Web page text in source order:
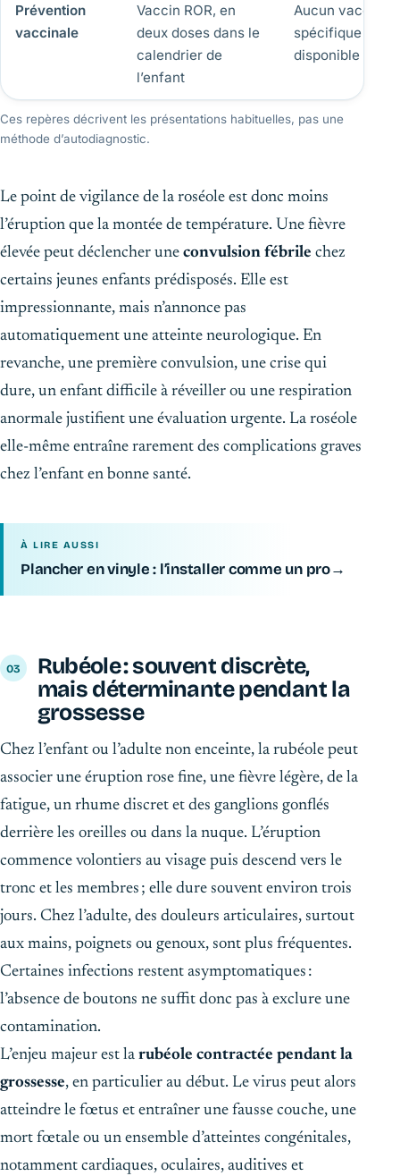
Prévention
vaccinale
Vaccin ROR, en
deux doses dans le
calendrier de
l’enfant
Aucun vaccin
spécifique
disponible
Ces repères décrivent les présentations habituelles, pas une
méthode d’autodiagnostic.
Le point de vigilance de la roséole est donc moins
l’éruption que la montée de température. Une fièvre
élevée peut déclencher une convulsion fébrile chez
certains jeunes enfants prédisposés. Elle est
impressionnante, mais n’annonce pas
automatiquement une atteinte neurologique. En
revanche, une première convulsion, une crise qui
dure, un enfant difficile à réveiller ou une respiration
anormale justifient une évaluation urgente. La roséole
elle-même entraîne rarement des complications graves
chez l’enfant en bonne santé.
À LIRE AUSSI
Plancher en vinyle : l’installer comme un pro→
Rubéole : souvent discrète,
mais déterminante pendant la
grossesse
Chez l’enfant ou l’adulte non enceinte, la rubéole peut
associer une éruption rose fine, une fièvre légère, de la
fatigue, un rhume discret et des ganglions gonflés
derrière les oreilles ou dans la nuque. L’éruption
commence volontiers au visage puis descend vers le
tronc et les membres ; elle dure souvent environ trois
jours. Chez l’adulte, des douleurs articulaires, surtout
aux mains, poignets ou genoux, sont plus fréquentes.
Certaines infections restent asymptomatiques :
l’absence de boutons ne suffit donc pas à exclure une
contamination.
L’enjeu majeur est la rubéole contractée pendant la
grossesse, en particulier au début. Le virus peut alors
atteindre le fœtus et entraîner une fausse couche, une
mort fœtale ou un ensemble d’atteintes congénitales,
notamment cardiaques, oculaires, auditives et